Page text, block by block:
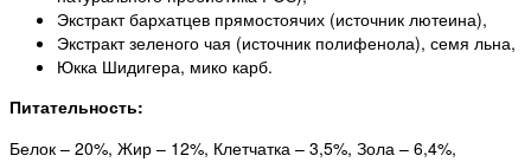
Экстракт бархатцев прямостоячих (источник лютеина),
Экстракт зеленого чая (источник полифенола), семя льна,
Юкка Шидигера, мико карб.
Питательность:
Белок – 20%, Жир – 12%, Клетчатка – 3,5%, Зола – 6,4%,